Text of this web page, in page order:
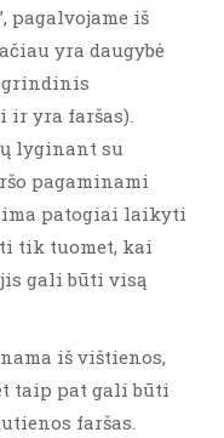
pagalvojame iš
yra daugybė
ir yra faršas).
lyginant su
pagaminami
patogiai laikyti
tik tuomet, kai
gali būti visą
iš vištienos,
taip pat gali būti
faršas.